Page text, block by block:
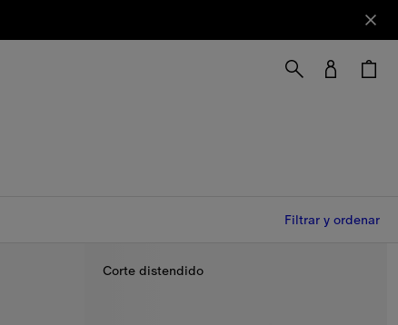
Filtrar y ordenar
Corte distendido